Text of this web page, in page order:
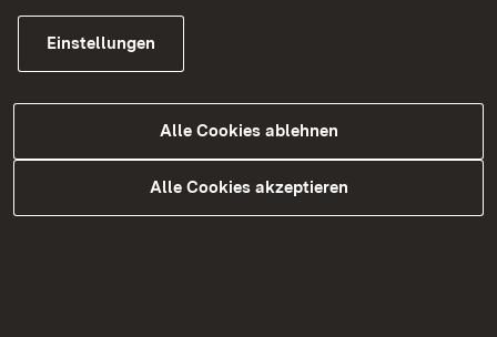
Das Regierungspräsidium Karlsruhe wirkt
daneben selbst an einer ganzen Reihe von
Interreg-Projektenmit.
Das Referat für grenzübergreifende
Zusammenarbeit unterstützt den
Regierungspräsidenten bei seinen Aufgaben als
Einstellungen
Alle Cookies ablehnen
Alle Cookies akzeptieren